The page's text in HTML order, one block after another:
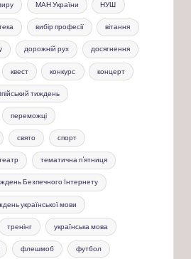
МАН України НУШ
вибір професії вітання
дорожній рух досягнення
квест конкурс концерт
тиждень
переможці
свято спорт
тематична п'ятниця
Безпечного Інтернету
української мови
тренінг українська мова
флешмоб футбол